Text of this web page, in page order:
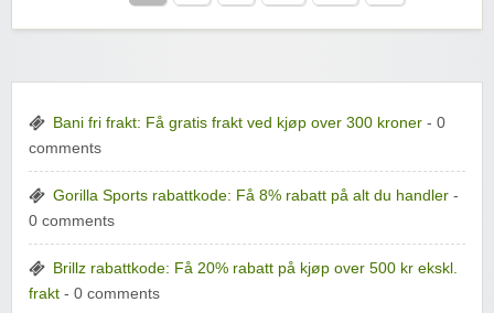
Bani fri frakt: Få gratis frakt ved kjøp over 300 kroner - 0
comments
Gorilla Sports rabattkode: Få 8% rabatt på alt du handler -
0 comments
Brillz rabattkode: Få 20% rabatt på kjøp over 500 kr ekskl.
frakt - 0 comments